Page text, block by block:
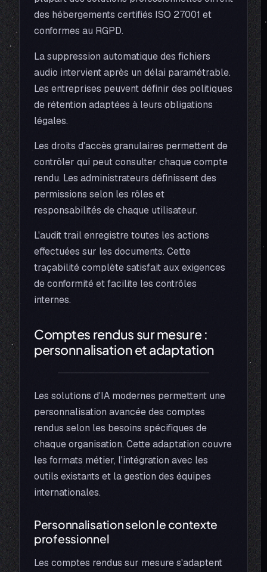
des hébergements certifiés ISO 27001 et
conformes au RGPD.
La suppression automatique des fichiers
audio intervient après un délai paramétrable.
Les entreprises peuvent définir des politiques
de rétention adaptées à leurs obligations
légales.
Les droits d'accès granulaires permettent de
contrôler qui peut consulter chaque compte
rendu. Les administrateurs définissent des
permissions selon les rôles et
responsabilités de chaque utilisateur.
L'audit trail enregistre toutes les actions
effectuées sur les documents. Cette
traçabilité complète satisfait aux exigences
de conformité et facilite les contrôles
internes.
Comptes rendus sur mesure :
personnalisation et adaptation
Les solutions d'IA modernes permettent une
personnalisation avancée des comptes
rendus selon les besoins spécifiques de
chaque organisation. Cette adaptation couvre
les formats métier, l'intégration avec les
outils existants et la gestion des équipes
internationales.
Personnalisation selon le contexte
professionnel
Les comptes rendus sur mesure s'adaptent